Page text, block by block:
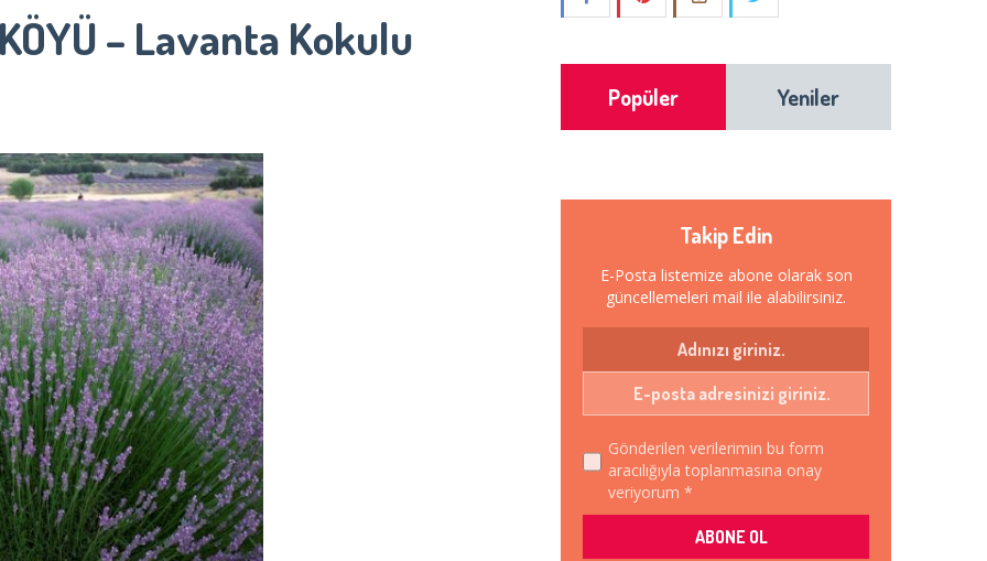
– Lavanta Kokulu
Popüler Yeniler
Takip Edin
E-Posta listemize abone olarak son
güncellemeleri mail ile alabilirsiniz.
Gönderilen verilerimin bu form
aracılığıyla toplanmasına onay
veriyorum *